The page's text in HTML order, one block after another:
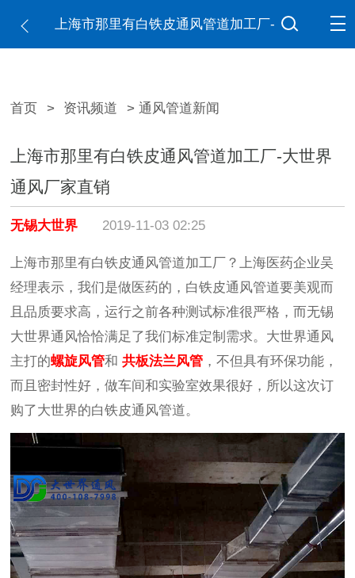
上海市那里有白铁皮通风管道加工厂-
首页 > 资讯频道 > 通风管道新闻
上海市那里有白铁皮通风管道加工厂-大世界
通风厂家直销
无锡大世界 2019-11-03 02:25
上海市那里有白铁皮通风管道加工厂？上海医药企业吴
经理表示，我们是做医药的，白铁皮通风管道要美观而
且品质要求高，运行之前各种测试标准很严格，而无锡
大世界通风恰恰满足了我们标准定制需求。大世界通风
主打的螺旋风管和共板法兰风管 ，不但具有环保功能，
而且密封性好，做车间和实验室效果很好，所以这次订
购了大世界的白铁皮通风管道。